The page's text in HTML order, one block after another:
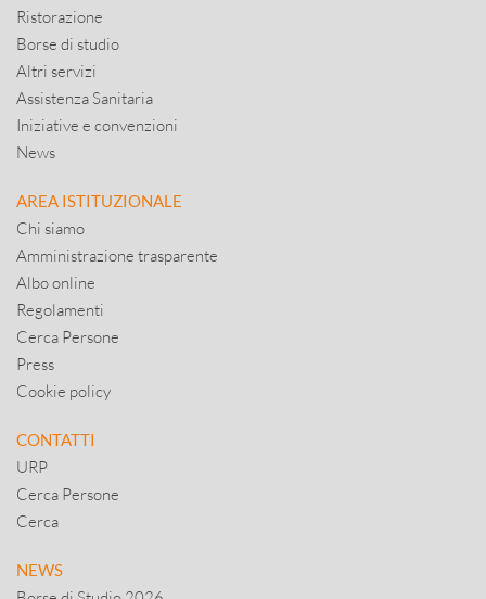
Ristorazione
Borse di studio
Altri servizi
Assistenza Sanitaria
Iniziative e convenzioni
News
AREA ISTITUZIONALE
Chi siamo
Amministrazione trasparente
Albo online
Regolamenti
Cerca Persone
Press
Cookie policy
CONTATTI
URP
Cerca Persone
Cerca
NEWS